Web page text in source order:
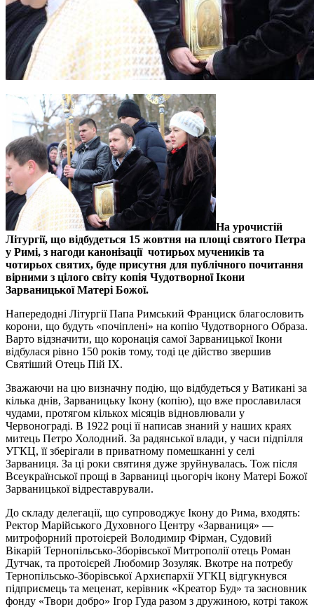
На урочистій
Літургії, що відбудеться 15 жовтня на площі святого Петра
у Римі, з нагоди канонізації чотирьох мучеників та
чотирьох святих, буде присутня для публічного почитання
вірними з цілого світу копія Чудотворної Ікони
Зарваницької Матері Божої.
Напередодні Літургії Папа Римський Франциск благословить
корони, що будуть «почіплені» на копію Чудотворного Образа.
Варто відзначити, що коронація самої Зарваницької Ікони
відбулася рівно 150 років тому, тоді це дійство звершив
Святіший Отець Пій IX.
Зважаючи на цю визначну подію, що відбудеться у Ватикані за
кілька днів, Зарваницьку Ікону (копію), що вже прославилася
чудами, протягом кількох місяців відновлювали у
Червонограді. В 1922 році її написав знаний у наших краях
митець Петро Холодний. За радянської влади, у часи підпілля
УГКЦ, її зберігали в приватному помешканні у селі
Зарваниця. За ці роки святиня дуже зруйнувалась. Тож після
Всеукраїнської прощі в Зарваниці цьогоріч ікону Матері Божої
Зарваницької відреставрували.
До складу делегації, що супроводжує Ікону до Рима, входять:
Ректор Марійського Духовного Центру «Зарваниця» —
митрофорний протоієрей Володимир Фірман, Судовий
Вікарій Тернопільсько-Зборівської Митрополії отець Роман
Дутчак, та протоієрей Любомир Зозуляк. Вкотре на потребу
Тернопільсько-Зборівської Архиєпархії УГКЦ відгукнувся
підприємець та меценат, керівник «Креатор Буд» та засновник
фонду «Твори добро» Ігор Гуда разом з дружиною, котрі також